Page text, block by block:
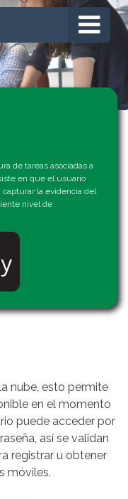
de tareas asociadas a
en que el usuario
la evidencia del
nivel de
nube, esto permite
en el momento
puede acceder por
así se validan
registrar u obtener
móviles.